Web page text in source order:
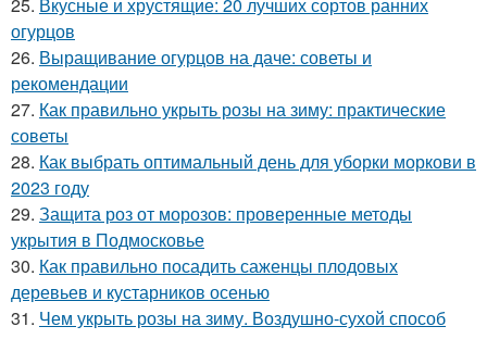
огурцов
26. Выращивание огурцов на даче: советы и
рекомендации
27. Как правильно укрыть розы на зиму: практические
советы
28. Как выбрать оптимальный день для уборки моркови в
2023 году
29. Защита роз от морозов: проверенные методы
укрытия в Подмосковье
30. Как правильно посадить саженцы плодовых
деревьев и кустарников осенью
31. Чем укрыть розы на зиму. Воздушно-сухой способ